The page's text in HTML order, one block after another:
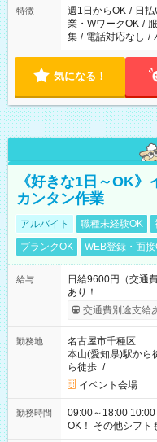
特徴 週1日からOK / 日
業・WワークOK /
集 / 電話対応なし /
気になる！
《好きな1日～OK
カンタン作業
アルバイト 職種未経験OK
ブランクOK
WEB登録・面
給与
日給9600円（交
あり！
交通費別途支給
勤務地
名古屋市千種区
本山(愛知県)駅から
ら徒歩 / …
イベント会場
勤務時間
09:00～18:00 10:00～
OK！ その他シ